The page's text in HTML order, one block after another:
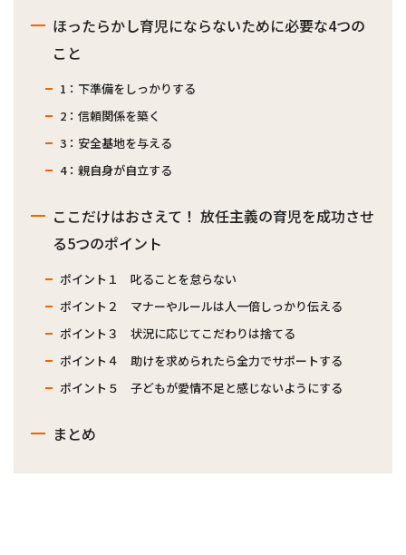
ほったらかし育児にならないために必要な4つの
こと
1：下準備をしっかりする
2：信頼関係を築く
3：安全基地を与える
4：親自身が自立する
ここだけはおさえて！ 放任主義の育児を成功させ
る5つのポイント
ポイント１ 叱ることを怠らない
ポイント２ マナーやルールは人一倍しっかり伝える
ポイント３ 状況に応じてこだわりは捨てる
ポイント４ 助けを求められたら全力でサポートする
ポイント５ 子どもが愛情不足と感じないようにする
まとめ